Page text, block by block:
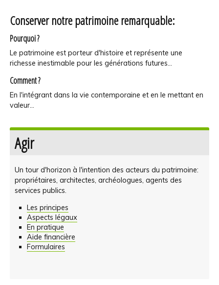
Monuments
et
sites
de
la
Région
de
Bruxelles
Conserver notre patrimoine remarquable:
Pourquoi ?
Le patrimoine est porteur d'histoire et représente une
richesse inestimable pour les générations futures...
Comment ?
En l'intégrant dans la vie contemporaine et en le mettant en
valeur...
Agir
Un tour d'horizon à l'intention des acteurs du patrimoine:
propriétaires, architectes, archéologues, agents des
services publics.
Les principes
Aspects légaux
En pratique
Aide financière
Formulaires